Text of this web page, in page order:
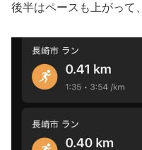
後半はペースも上がって